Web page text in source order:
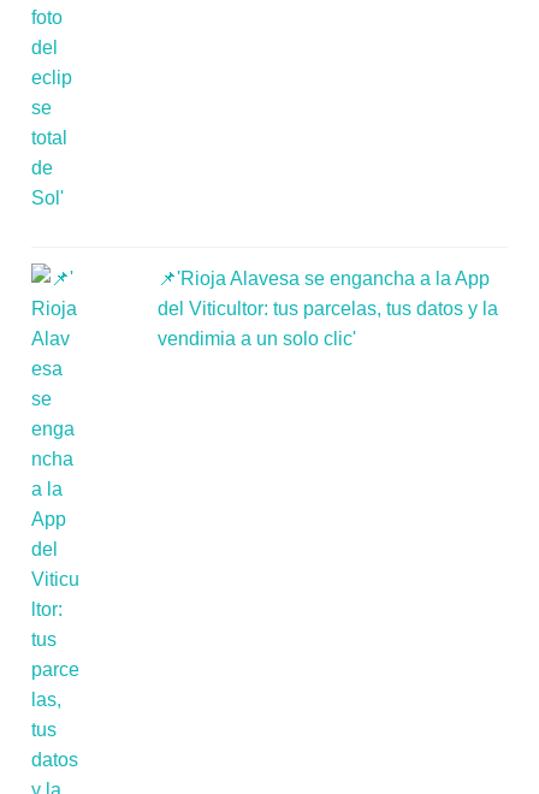
📌'Rioja Alavesa se engancha a la App
del Viticultor: tus parcelas, tus datos y la
vendimia a un solo clic'